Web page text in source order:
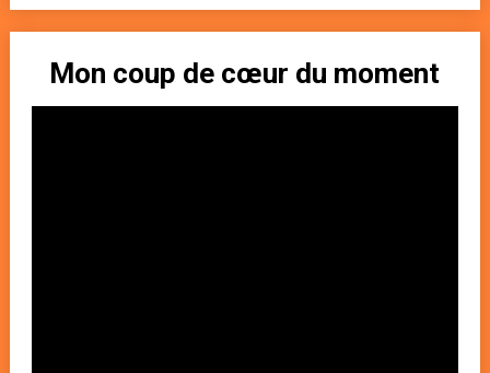
Mon coup de cœur du moment